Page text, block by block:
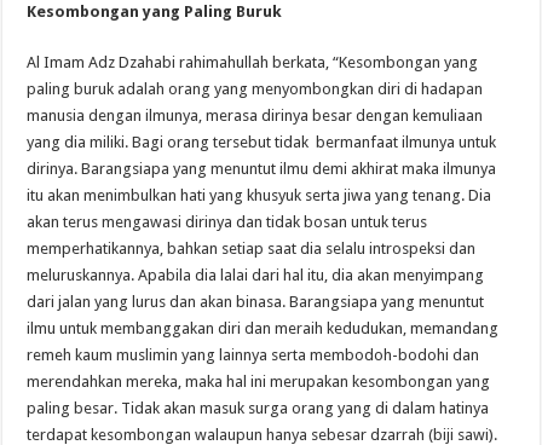
Kesombongan yang Paling Buruk
Al Imam Adz Dzahabi rahimahullah berkata, “Kesombongan yang
paling buruk adalah orang yang menyombongkan diri di hadapan
manusia dengan ilmunya, merasa dirinya besar dengan kemuliaan
yang dia miliki. Bagi orang tersebut tidak bermanfaat ilmunya untuk
dirinya. Barangsiapa yang menuntut ilmu demi akhirat maka ilmunya
itu akan menimbulkan hati yang khusyuk serta jiwa yang tenang. Dia
akan terus mengawasi dirinya dan tidak bosan untuk terus
memperhatikannya, bahkan setiap saat dia selalu introspeksi dan
meluruskannya. Apabila dia lalai dari hal itu, dia akan menyimpang
dari jalan yang lurus dan akan binasa. Barangsiapa yang menuntut
ilmu untuk membanggakan diri dan meraih kedudukan, memandang
remeh kaum muslimin yang lainnya serta membodoh-bodohi dan
merendahkan mereka, maka hal ini merupakan kesombongan yang
paling besar. Tidak akan masuk surga orang yang di dalam hatinya
terdapat kesombongan walaupun hanya sebesar dzarrah (biji sawi).